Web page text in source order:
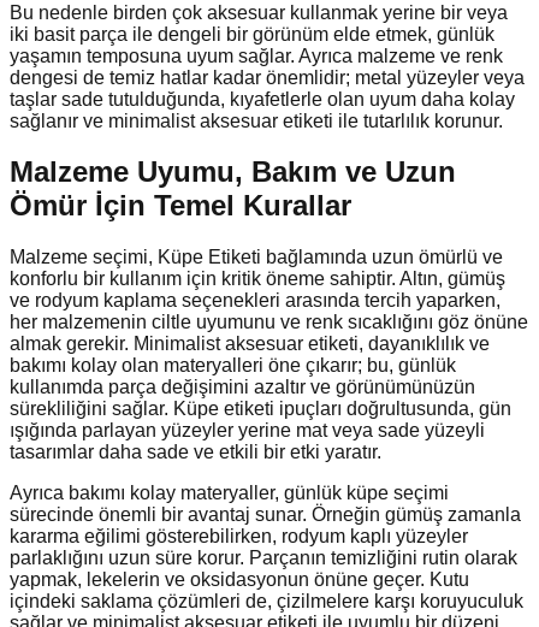
Bu nedenle birden çok aksesuar kullanmak yerine bir veya
iki basit parça ile dengeli bir görünüm elde etmek, günlük
yaşamın temposuna uyum sağlar. Ayrıca malzeme ve renk
dengesi de temiz hatlar kadar önemlidir; metal yüzeyler veya
taşlar sade tutulduğunda, kıyafetlerle olan uyum daha kolay
sağlanır ve minimalist aksesuar etiketi ile tutarlılık korunur.
Malzeme Uyumu, Bakım ve Uzun
Ömür İçin Temel Kurallar
Malzeme seçimi, Küpe Etiketi bağlamında uzun ömürlü ve
konforlu bir kullanım için kritik öneme sahiptir. Altın, gümüş
ve rodyum kaplama seçenekleri arasında tercih yaparken,
her malzemenin ciltle uyumunu ve renk sıcaklığını göz önüne
almak gerekir. Minimalist aksesuar etiketi, dayanıklılık ve
bakımı kolay olan materyalleri öne çıkarır; bu, günlük
kullanımda parça değişimini azaltır ve görünümünüzün
sürekliliğini sağlar. Küpe etiketi ipuçları doğrultusunda, gün
ışığında parlayan yüzeyler yerine mat veya sade yüzeyli
tasarımlar daha sade ve etkili bir etki yaratır.
Ayrıca bakımı kolay materyaller, günlük küpe seçimi
sürecinde önemli bir avantaj sunar. Örneğin gümüş zamanla
kararma eğilimi gösterebilirken, rodyum kaplı yüzeyler
parlaklığını uzun süre korur. Parçanın temizliğini rutin olarak
yapmak, lekelerin ve oksidasyonun önüne geçer. Kutu
içindeki saklama çözümleri de, çizilmelere karşı koruyuculuk